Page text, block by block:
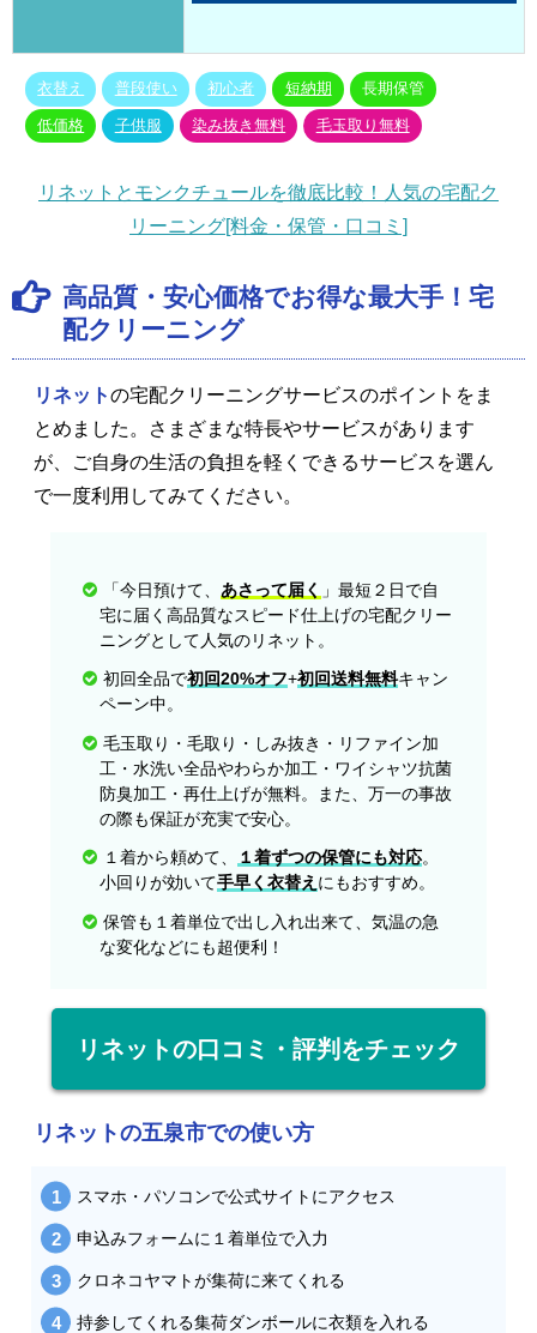
衣替え 普段使い 初心者 短納期 長期保管
低価格 子供服 染み抜き無料 毛玉取り無料
リネットとモンクチュールを徹底比較！人気の宅配ク
リーニング[料金・保管・口コミ]
高品質・安心価格でお得な最大手！宅
配クリーニング
リネットの宅配クリーニングサービスのポイントをま
とめました。さまざまな特長やサービスがあります
が、ご自身の生活の負担を軽くできるサービスを選ん
で一度利用してみてください。
「今日預けて、 あさって届く 」最短２日で自
宅に届く高品質なスピード仕上げの宅配クリー
ニングとして人気のリネット。
初回全品で初回20%オフ+初回送料無料キャン
ペーン中。
毛玉取り・毛取り・しみ抜き・リファイン加
工・水洗い全品やわらか加工・ワイシャツ抗菌
防臭加工・再仕上げが無料。また、万一の事故
の際も保証が充実で安心。
１着から頼めて、 １着ずつの保管にも対応。
小回りが効いて手早く衣替え にもおすすめ。
保管も１着単位で出し入れ出来て、気温の急
な変化などにも超便利！
リネットの口コミ・評判をチェック
リネットの五泉市での使い方
スマホ・パソコンで公式サイトにアクセス
申込みフォームに１着単位で入力
クロネコヤマトが集荷に来てくれる
持参してくれる集荷ダンボールに衣類を入れる